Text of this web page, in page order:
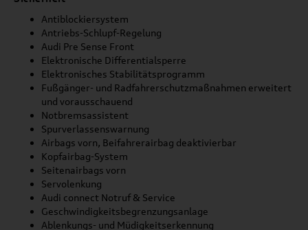
Antiblockiersystem
Antriebs-Schlupf-Regelung
Audi Pre Sense Front
Elektronische Differentialsperre
Elektronisches Stabilitätsprogramm
Fußgänger- und Radfahrerschutzmaßnahmen erweitert
und vorausschauend
Notbremsassistent
Spurverlassenswarnung
Airbags vorn, Beifahrerairbag deaktivierbar
Kopfairbag-System
Seitenairbags vorn
Servolenkung
Audi connect Notruf & Service
Geschwindigkeitsbegrenzungsanlage
Ablenkungs- und Müdigkeitserkennung